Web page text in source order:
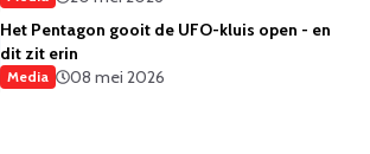
Het Pentagon gooit de UFO-kluis open - en
dit zit erin
Media 08 mei 2026